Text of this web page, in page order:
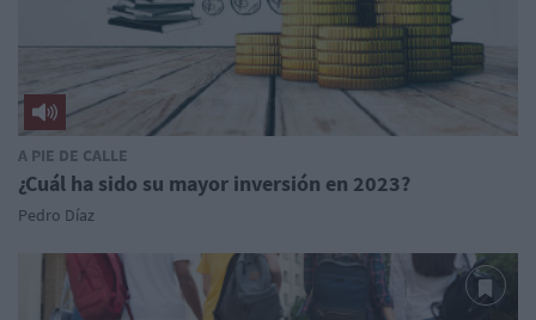
A PIE DE CALLE
¿Cuál ha sido su mayor inversión en 2023?
Pedro Díaz